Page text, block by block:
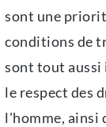
sont une
conditions de
sont tout
le respect des
l'homme, ainsi